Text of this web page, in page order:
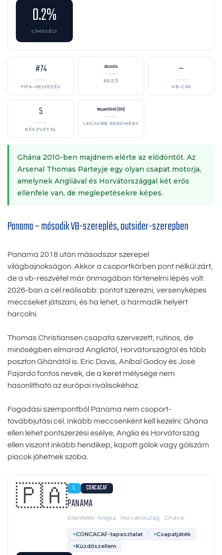
0.2%
CÍMESÉLY
#74
FIFA-HELYEZÉS
Otto Addo
EDZŐ
—
VB-CÍM
5
RÉSZVÉTEL
Negyeddöntő (2010)
LEGJOBB EREDMÉNY
Ghána 2010-ben majdnem elérte az elődöntőt. Az
Arsenal Thomas Parteyje egy olyan csapat motorja,
amelynek Angliával és Horvátországgal két erős
ellenfele van, de meglepetésekre képes.
Panama – második VB-szereplés, outsider-szerepben
Panama 2018 után másodszor szerepel
világbajnokságon. Akkor a csoportkörben pont nélkül zárt,
de a vb-részvétel már önmagában történelmi lépés volt.
2026-ban a cél reálisabb: pontot szerezni, versenyképes
meccseket játszani, és ha lehet, a harmadik helyért
harcolni.
Thomas Christiansen csapata szervezett, rutinos, de
minőségben elmarad Angliától, Horvátországtól és több
poszton Ghánától is. Eric Davis, Aníbal Godoy és José
Fajardo fontos nevek, de a keret mélysége nem
hasonlítható az európai riválisokéhoz.
Fogadási szempontból Panama nem csoport-
továbbjutási cél. Inkább meccsenként kell kezelni: Ghána
ellen lehet pontszerzési esélye, Anglia és Horvátország
ellen viszont inkább hendikep, kapott gólok vagy gólszám
piacok jöhetnek szóba.
🇵🇦 L CONCACAF
PANAMA
Ellenfelek: Anglia · Horvátország · Ghána
CONCACAF-tapasztalat
Csapatjáték
Küzdőszellem